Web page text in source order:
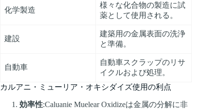
化学製造
様々な化合物の製造に試
薬として使用される。
建設
建築用の金属表面の洗浄
と準備。
自動車
自動車スクラップのリサ
イクルおよび処理。
カルアニ・ミューリア・オキシダイズ使用の利点
効率性:Caluanie Muelear Oxidizeは金属の分解に非